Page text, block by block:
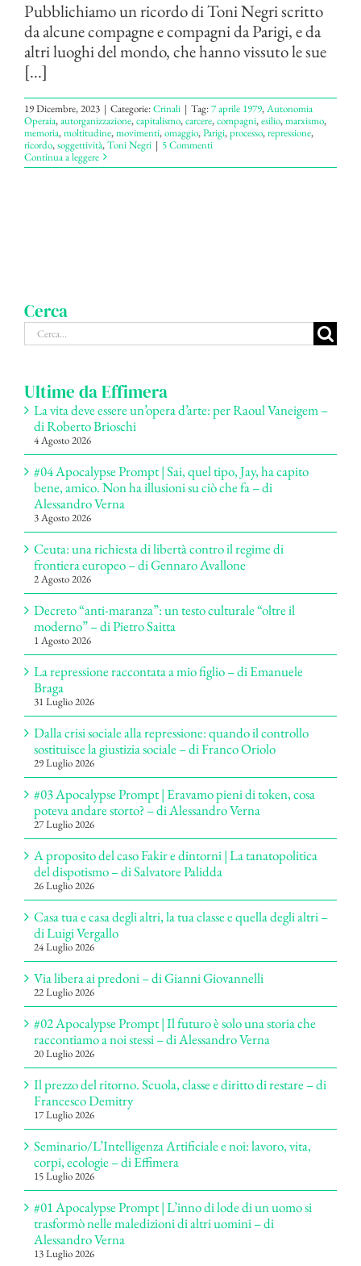
Pubblichiamo un ricordo di Toni Negri scritto
da alcune compagne e compagni da Parigi, e da
altri luoghi del mondo, che hanno vissuto le sue
[...]
19 Dicembre, 2023 | Categorie:Crinali | Tag:7 aprile 1979,Autonomia
Operaia,autorganizzazione,capitalismo,carcere,compagni,esilio,marxismo,
memoria,moltitudine,movimenti,omaggio,Parigi,processo,repressione,
ricordo,soggettività,Toni Negri | 5 Commenti
Continua a leggere
Cerca
Cerca
per:
Ultime da Effimera
La vita deve essere un’opera d’arte: per Raoul Vaneigem –
di Roberto Brioschi
4 Agosto 2026
#04 Apocalypse Prompt | Sai, quel tipo, Jay, ha capito
bene, amico. Non ha illusioni su ciò che fa – di
Alessandro Verna
3 Agosto 2026
Ceuta: una richiesta di libertà contro il regime di
frontiera europeo – di Gennaro Avallone
2 Agosto 2026
Decreto “anti-maranza”: un testo culturale “oltre il
moderno” – di Pietro Saitta
1 Agosto 2026
La repressione raccontata a mio figlio – di Emanuele
Braga
31 Luglio 2026
Dalla crisi sociale alla repressione: quando il controllo
sostituisce la giustizia sociale – di Franco Oriolo
29 Luglio 2026
#03 Apocalypse Prompt | Eravamo pieni di token, cosa
poteva andare storto? – di Alessandro Verna
27 Luglio 2026
A proposito del caso Fakir e dintorni | La tanatopolitica
del dispotismo – di Salvatore Palidda
26 Luglio 2026
Casa tua e casa degli altri, la tua classe e quella degli altri –
di Luigi Vergallo
24 Luglio 2026
Via libera ai predoni – di Gianni Giovannelli
22 Luglio 2026
#02 Apocalypse Prompt | Il futuro è solo una storia che
raccontiamo a noi stessi – di Alessandro Verna
20 Luglio 2026
Il prezzo del ritorno. Scuola, classe e diritto di restare – di
Francesco Demitry
17 Luglio 2026
Seminario/L’Intelligenza Artificiale e noi: lavoro, vita,
corpi, ecologie – di Effimera
15 Luglio 2026
#01 Apocalypse Prompt | L’inno di lode di un uomo si
trasformò nelle maledizioni di altri uomini – di
Alessandro Verna
13 Luglio 2026